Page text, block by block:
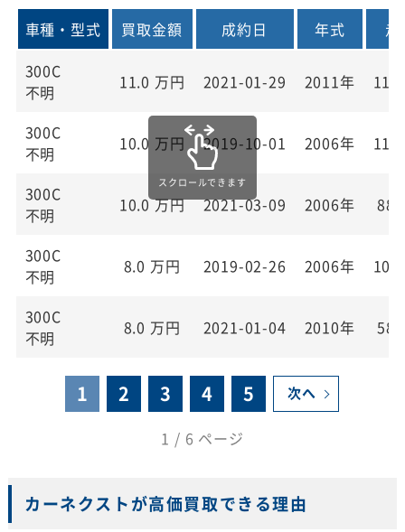
車種・型式 買取金額 成約日 年式
走
300C
不明
11.0 万円 2021-01-29 2011年
300C
不明
10.0 万円 2019-10-01 2006年
300C
不明
10.0万円 2021-03-09 2006年
300C
不明
8.0 万円 2019-02-26 2006年
300C
不明
8.0 万円 2021-01-04 2010年
1 2 3 4 5 次へ
1 / 6 ページ
カーネクストが高価買取できる理由